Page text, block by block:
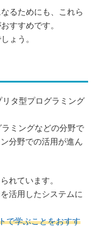
るためにも、これら
すすめです。
ょう。
タ型プログラミング
ミングなどの分野で
分野での活用が進ん
れています。
活用したシステムに
で学ぶことをおすす